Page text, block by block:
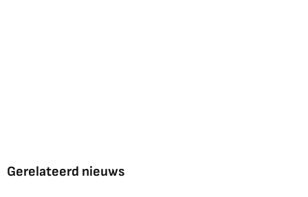
Gerelateerd nieuws